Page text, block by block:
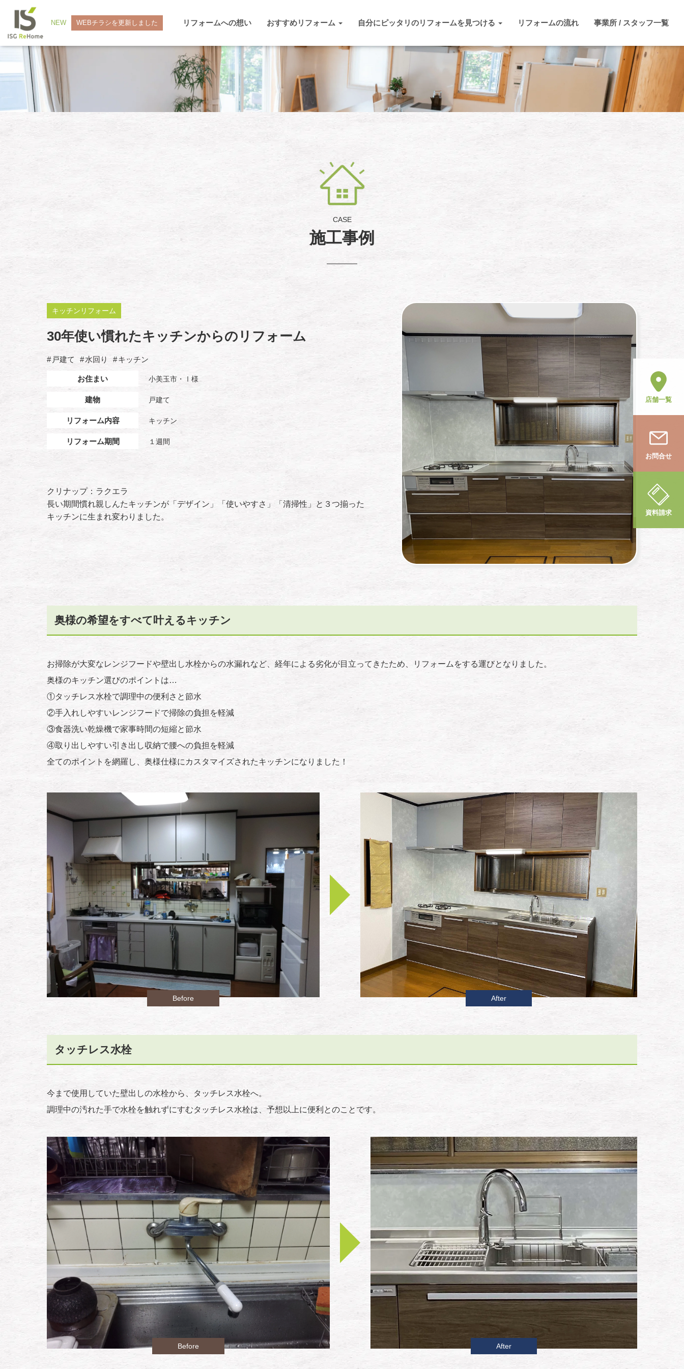
NEW WEBチラシを更新しました リフォームへの想い おすすめリフォーム 自分にピッタリのリフォームを見つける リフォームの流れ 事業所 / スタッフ一覧
店舗一覧
お問合せ
資料請求
施工事例
CASE
キッチンリフォーム
30年使い慣れたキッチンからのリフォーム
戸建て 水回り キッチン
お住まい 小美玉市・Ⅰ様
建物 戸建て
リフォーム内容 キッチン
リフォーム期間 １週間
クリナップ：ラクエラ
長い期間慣れ親しんたキッチンが「デザイン」「使いやすさ」「清掃性」と３つ揃った
キッチンに生まれ変わりました。
奥様の希望をすべて叶えるキッチン
お掃除が大変なレンジフードや壁出し水栓からの水漏れなど、経年による劣化が目立ってきたため、リフォームをする運びとなりました。
奥様のキッチン選びのポイントは…
①タッチレス水栓で調理中の便利さと節水
②手入れしやすいレンジフードで掃除の負担を軽減
③食器洗い乾燥機で家事時間の短縮と節水
④取り出しやすい引き出し収納で腰への負担を軽減
全てのポイントを網羅し、奥様仕様にカスタマイズされたキッチンになりました！
Before After
タッチレス水栓
今まで使用していた壁出しの水栓から、タッチレス水栓へ。
調理中の汚れた手で水栓を触れずにすむタッチレス水栓は、予想以上に便利とのことです。
Before After